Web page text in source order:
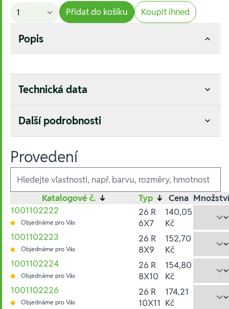
Přidat do košíku Koupit ihned
Popis
Technická data
Další podrobnosti
Provedení
Ausführungen
Katalogové č. ↓ Typ ↓ Cena
1001102222
Objednáme pro Vás
26 R
6X7
140,05
Kč
1001102223
Objednáme pro Vás
26 R
8X9
152,70
Kč
1001102224
Objednáme pro Vás
26 R
8X10
154,80
Kč
1001102226
Objednáme pro Vás
26 R
10X11
174,21
Kč